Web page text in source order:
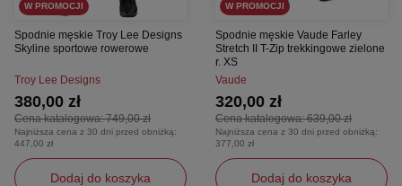
W PROMOCJI
Spodnie męskie Troy Lee Designs
Skyline sportowe rowerowe
Troy Lee Designs
Cena katalogowa:749,00 zł
380,00 zł
Najniższa cena z 30 dni przed obniżką:
447,00 zł
Dodaj do koszyka
W PROMOCJI
Spodnie męskie Vaude Farley
Stretch II T-Zip trekkingowe zielone
r. XS
Vaude
Cena katalogowa:639,00 zł
320,00 zł
Najniższa cena z 30 dni przed obniżką:
377,00 zł
Dodaj do koszyka